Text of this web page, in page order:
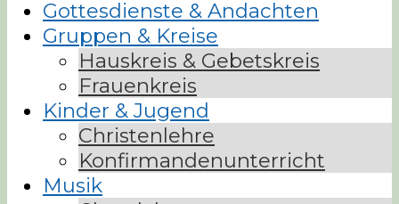
Gottesdienste & Andachten
Gruppen & Kreise
Hauskreis & Gebetskreis
Frauenkreis
Kinder & Jugend
Christenlehre
Konfirmandenunterricht
Musik